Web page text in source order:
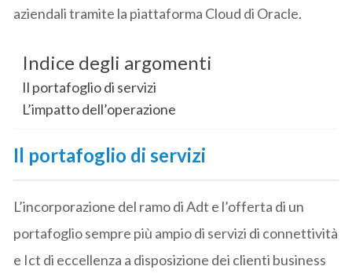
aziendali tramite la piattaforma Cloud di Oracle.
Indice degli argomenti
Il portafoglio di servizi
L’impatto dell’operazione
Il portafoglio di servizi
L’incorporazione del ramo di Adt e l’offerta di un
portafoglio sempre più ampio di servizi di connettività
e Ict di eccellenza a disposizione dei clienti business